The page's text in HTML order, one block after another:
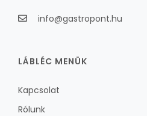
info@gastropont.hu
LÁBLÉC MENÜK
Kapcsolat
Rólunk